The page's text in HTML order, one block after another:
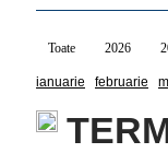
Toate 2026
ianuarie februarie